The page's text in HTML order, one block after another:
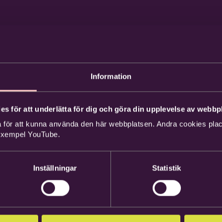
Information
för att underlätta för dig och göra din upplevelse av
att kunna använda den här webbplatsen. Andra cookies
YouTube.
Inställningar Statistik